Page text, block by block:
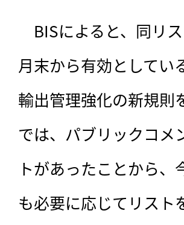
BISによると、同リ
月末から有効としてい
輸出管理強化の新規則
では、パブリックコメ
トがあったことから
も必要に応じてリスト